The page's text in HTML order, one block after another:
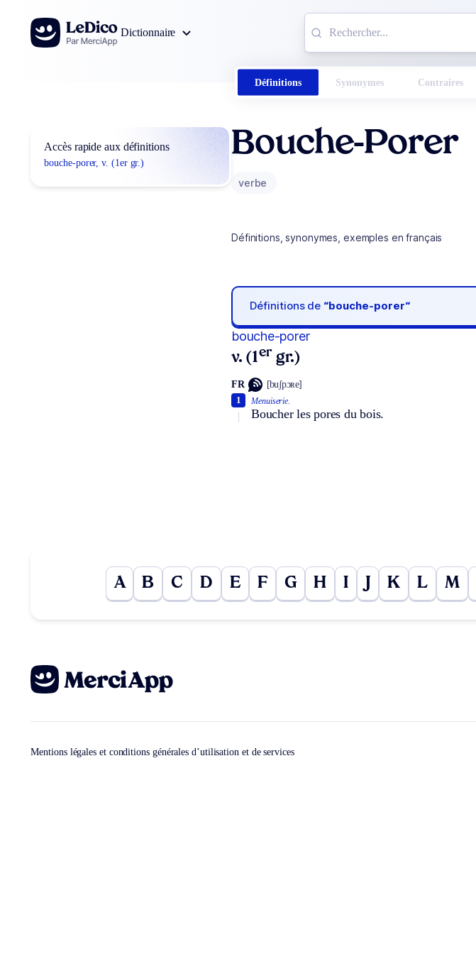
Aller au contenu
Dictionnaire
Définitions Synonymes Contraires
Accès rapide aux définitions
bouche-porer, v. (1er gr.)
Bouche-Porer
verbe
Définitions, synonymes, exemples en français
Définitions de “bouche-porer“
bouche-porer
v. (1er gr.)
FR [buʃpɔʀe]
Menuiserie.
Boucher les pores du bois.
1
A B C D E F G H I J K L M
Mentions légales et conditions générales d’utilisation et de services